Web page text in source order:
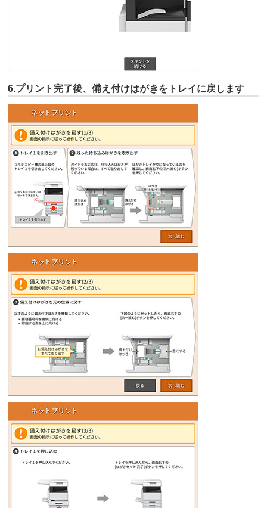
6.プリント完了後、備え付けはがきをトレイに戻します